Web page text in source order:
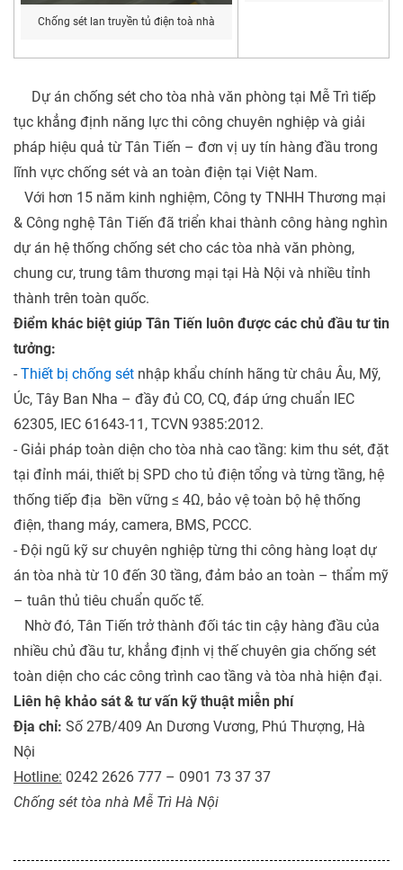
Chống sét lan truyền tủ điện toà nhà
Dự án chống sét cho tòa nhà văn phòng tại Mễ Trì tiếp
tục khẳng định năng lực thi công chuyên nghiệp và giải
pháp hiệu quả từ Tân Tiến – đơn vị uy tín hàng đầu trong
lĩnh vực chống sét và an toàn điện tại Việt Nam.
Với hơn 15 năm kinh nghiệm, Công ty TNHH Thương mại
& Công nghệ Tân Tiến đã triển khai thành công hàng nghìn
dự án hệ thống chống sét cho các tòa nhà văn phòng,
chung cư, trung tâm thương mại tại Hà Nội và nhiều tỉnh
thành trên toàn quốc.
Điểm khác biệt giúp Tân Tiến luôn được các chủ đầu tư tin
tưởng:
- Thiết bị chống sét nhập khẩu chính hãng từ châu Âu, Mỹ,
Úc, Tây Ban Nha – đầy đủ CO, CQ, đáp ứng chuẩn IEC
62305, IEC 61643-11, TCVN 9385:2012.
- Giải pháp toàn diện cho tòa nhà cao tầng: kim thu sét, đặt
tại đỉnh mái, thiết bị SPD cho tủ điện tổng và từng tầng, hệ
thống tiếp địa bền vững ≤ 4Ω, bảo vệ toàn bộ hệ thống
điện, thang máy, camera, BMS, PCCC.
- Đội ngũ kỹ sư chuyên nghiệp từng thi công hàng loạt dự
án tòa nhà từ 10 đến 30 tầng, đảm bảo an toàn – thẩm mỹ
– tuân thủ tiêu chuẩn quốc tế.
Nhờ đó, Tân Tiến trở thành đối tác tin cậy hàng đầu của
nhiều chủ đầu tư, khẳng định vị thế chuyên gia chống sét
toàn diện cho các công trình cao tầng và tòa nhà hiện đại.
Liên hệ khảo sát & tư vấn kỹ thuật miễn phí
Địa chỉ: Số 27B/409 An Dương Vương, Phú Thượng, Hà
Nội
Hotline: 0242 2626 777 – 0901 73 37 37
Chống sét tòa nhà Mễ Trì Hà Nội